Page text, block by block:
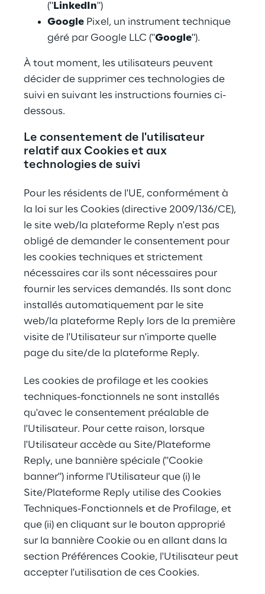
(" LinkedIn")
Google Pixel, un instrument technique
géré par Google LLC ("Google").
À tout moment, les utilisateurs peuvent
décider de supprimer ces technologies de
suivi en suivant les instructions fournies ci-
dessous.
Le consentement de l'utilisateur
relatif aux Cookies et aux
technologies de suivi
Pour les résidents de l'UE, conformément à
la loi sur les Cookies (directive 2009/136/CE),
le site web/la plateforme Reply n'est pas
obligé de demander le consentement pour
les cookies techniques et strictement
nécessaires car ils sont nécessaires pour
fournir les services demandés. Ils sont donc
installés automatiquement par le site
web/la plateforme Reply lors de la première
visite de l'Utilisateur sur n'importe quelle
page du site/de la plateforme Reply.
Les cookies de profilage et les cookies
techniques-fonctionnels ne sont installés
qu'avec le consentement préalable de
l'Utilisateur. Pour cette raison, lorsque
l'Utilisateur accède au Site/Plateforme
Reply, une bannière spéciale ("Cookie
banner") informe l'Utilisateur que (i) le
Site/Plateforme Reply utilise des Cookies
Techniques-Fonctionnels et de Profilage, et
que (ii) en cliquant sur le bouton approprié
sur la bannière Cookie ou en allant dans la
section Préférences Cookie, l'Utilisateur peut
accepter l'utilisation de ces Cookies.